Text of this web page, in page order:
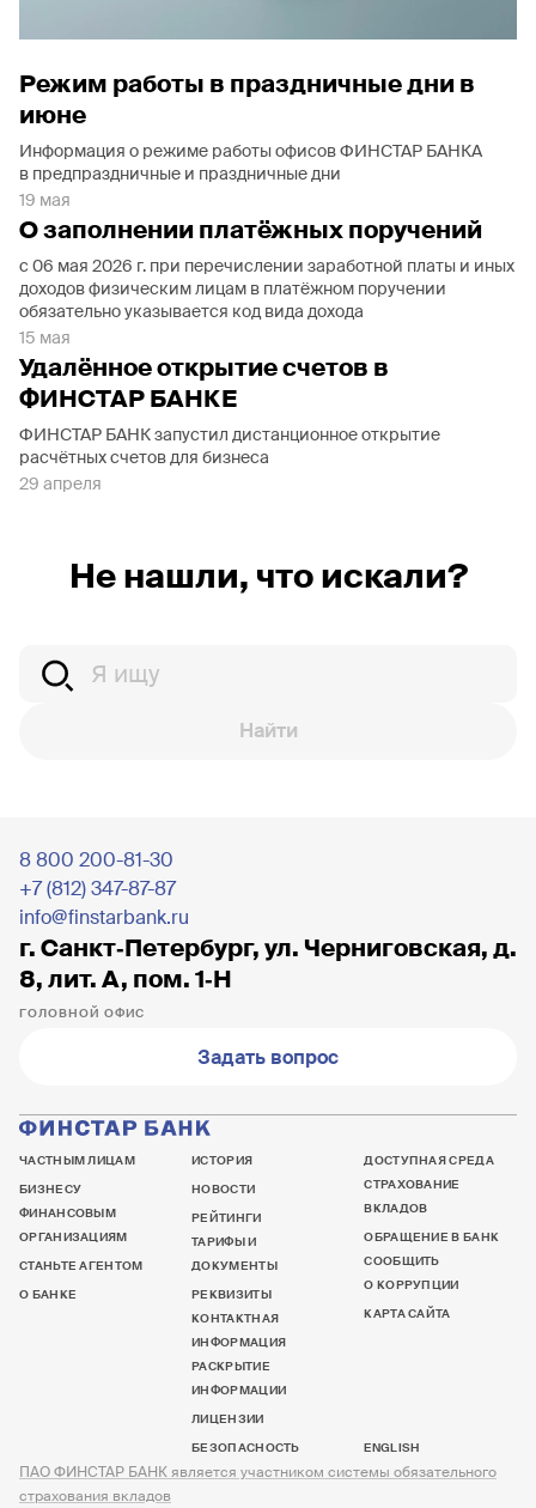
Режим работы в праздничные дни в
июне
Информация о режиме работы офисов ФИНСТАР БАНКА
в предпраздничные и праздничные дни
19 мая
О заполнении платёжных поручений
с 06 мая 2026 г. при перечислении заработной платы и иных
доходов физическим лицам в платёжном поручении
обязательно указывается код вида дохода
15 мая
Удалённое открытие счетов в
ФИНСТАР БАНКЕ
ФИНСТАР БАНК запустил дистанционное открытие
расчётных счетов для бизнеса
29 апреля
Не нашли, что искали?
Найти
8 800 200-81-30
+7 (812) 347-87-87
info@finstarbank.ru
г. Санкт‐Петербург, ул. Черниговская, д.
8, лит. А, пом. 1‐Н
ГОЛОВНОЙ ОФИС
Задать вопрос
ЧАСТНЫМ ЛИЦАМ
БИЗНЕСУ
ФИНАНСОВЫМ
ОРГАНИЗАЦИЯМ
СТАНЬТЕ АГЕНТОМ
О БАНКЕ
ИСТОРИЯ
НОВОСТИ
РЕЙТИНГИ
ТАРИФЫ И
ДОКУМЕНТЫ
РЕКВИЗИТЫ
КОНТАКТНАЯ
ИНФОРМАЦИЯ
РАСКРЫТИЕ
ИНФОРМАЦИИ
ЛИЦЕНЗИИ
БЕЗОПАСНОСТЬ
ДОСТУПНАЯ СРЕДА
СТРАХОВАНИЕ
ВКЛАДОВ
ОБРАЩЕНИЕ В БАНК
СООБЩИТЬ
О КОРРУПЦИИ
КАРТА САЙТА
ENGLISH
ПАО ФИНСТАР БАНК является участником системы обязательного
страхования вкладов